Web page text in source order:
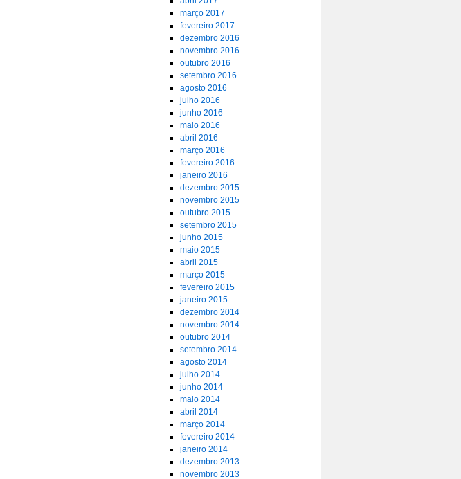
março 2017
fevereiro 2017
dezembro 2016
novembro 2016
outubro 2016
setembro 2016
agosto 2016
julho 2016
junho 2016
maio 2016
abril 2016
março 2016
fevereiro 2016
janeiro 2016
dezembro 2015
novembro 2015
outubro 2015
setembro 2015
junho 2015
maio 2015
abril 2015
março 2015
fevereiro 2015
janeiro 2015
dezembro 2014
novembro 2014
outubro 2014
setembro 2014
agosto 2014
julho 2014
junho 2014
maio 2014
abril 2014
março 2014
fevereiro 2014
janeiro 2014
dezembro 2013
novembro 2013